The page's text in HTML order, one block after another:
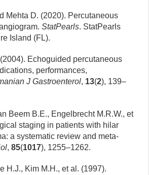
D. (2020). Percutaneous
StatPearls. StatPearls
Island (FL).
Echoguided percutaneous
performances,
J Gastroenterol, 13(2), 139–
Beem B.E., Engelbrecht M.R.W., et
staging in patients with hilar
a systematic review and meta-
,85(1017), 1255–1262.
Kim M.H., et al. (1997).